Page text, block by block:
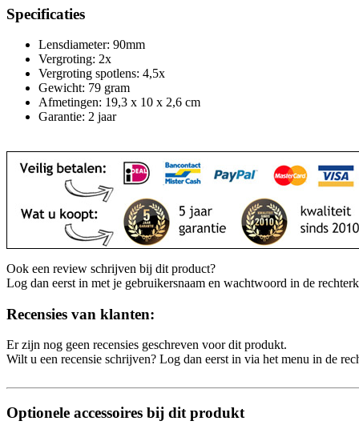
Specificaties
Lensdiameter: 90mm
Vergroting: 2x
Vergroting spotlens: 4,5x
Gewicht: 79 gram
Afmetingen: 19,3 x 10 x 2,6 cm
Garantie: 2 jaar
Ook een review schrijven bij dit product?
Log dan eerst in met je gebruikersnaam en wachtwoord in de
Recensies van klanten:
Er zijn nog geen recensies geschreven voor dit produkt.
Wilt u een recensie schrijven? Log dan eerst in via het menu in de
Optionele accessoires bij dit produkt